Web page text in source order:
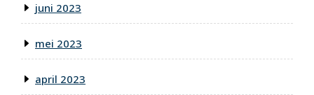
juni 2023
mei 2023
april 2023